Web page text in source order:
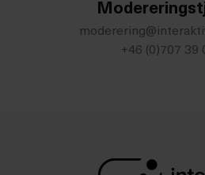
+46 (0)707 39